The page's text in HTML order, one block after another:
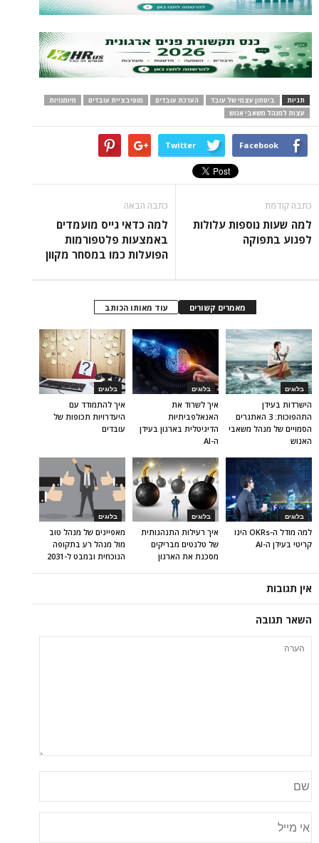
תגיות ביטחון עצמי של עובד הערכת עובדים מוטיבציית עובדים
מיומנויות
עצות למנהל משאבי אנוש
Facebook
Twitter
כתבה קודמת
למה שעות נוספות עלולות
לפגוע בתפוקה
כתבה הבאה
למה כדאי גייס מועמדים
באמצעות פלטפורמות
הפועלות כמו במסחר מקוון
מאמרים קשורים עוד מאותו הכותב
בלוגים
איך להתמודד עם
היעדרויות תכופות של
עובדים
בלוגים
איך לשרוד את
האנאלפביתיוּת
הדיגיטלית בארגון בעידן
ה-AI
בלוגים
הישרדות בעידן
התהפוכות: 3 האתגרים
הסמויים של מנהל משאבי
האנוש
בלוגים
מאפיינים של מנהל טוב
מול מנהל רע בתקופה
הנוכחית ובמבט ל-2031
בלוגים
איך רעילות התנהגותית
של טלנטים מבריקים
מסכנת את הארגון
בלוגים
למה מודל ה-OKRs הינו
קריטי בעידן ה-AI
אין תגובות
השאר תגובה